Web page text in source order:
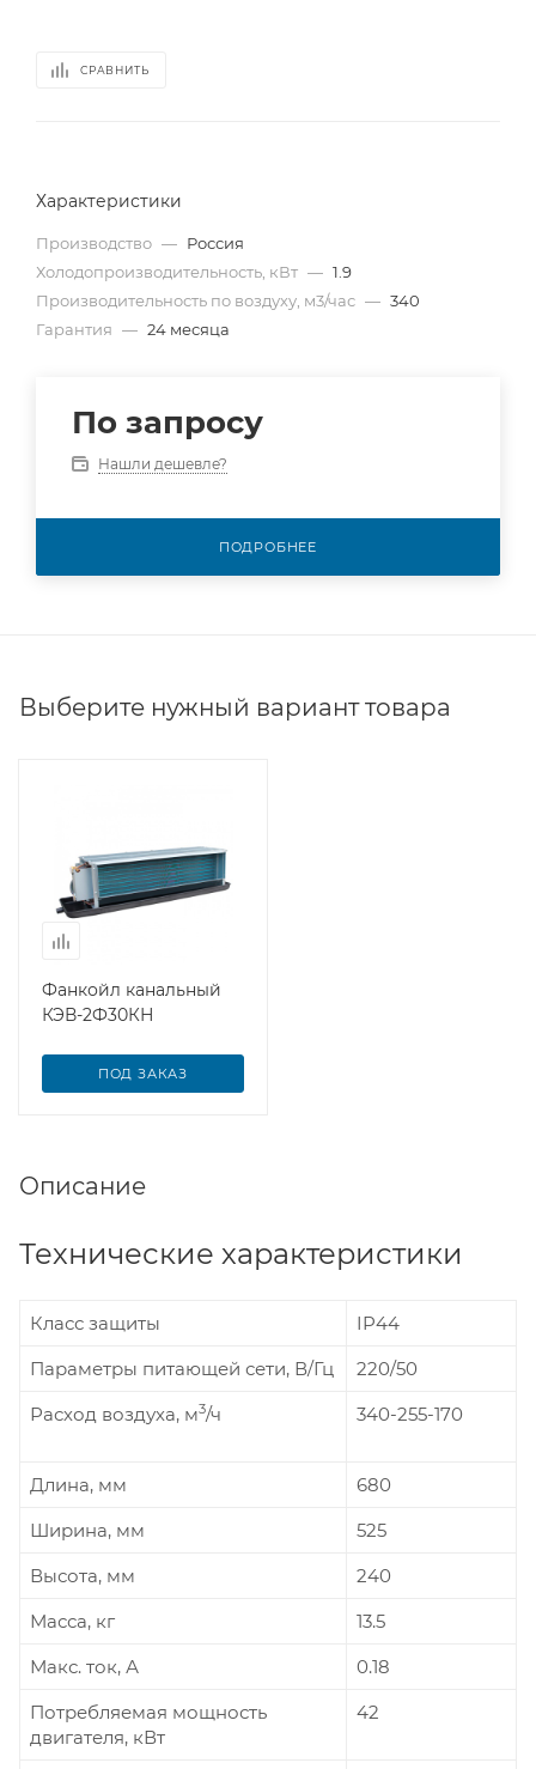
СРАВНИТЬ
Характеристики
Производство — Россия
Холодопроизводительность, кВт — 1.9
Производительность по воздуху, м3/час — 340
Гарантия — 24 месяца
По запросу
Нашли дешевле?
ПОДРОБНЕЕ
Выберите нужный вариант товара
Фанкойл канальный
КЭВ-2Ф30КН
ПОД ЗАКАЗ
Описание
Технические характеристики
Класс защиты
IP44
Параметры питающей сети, В/Гц
220/50
Расход воздуха, м3/ч 340-255-170
Длина, мм
680
Ширина, мм
525
Высота, мм
240
Масса, кг
13.5
Макс. ток, А
0.18
Потребляемая мощность
двигателя, кВт
42